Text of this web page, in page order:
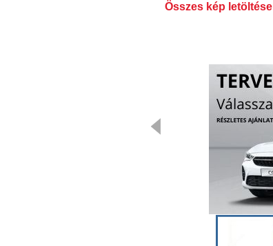
Összes kép letöltése